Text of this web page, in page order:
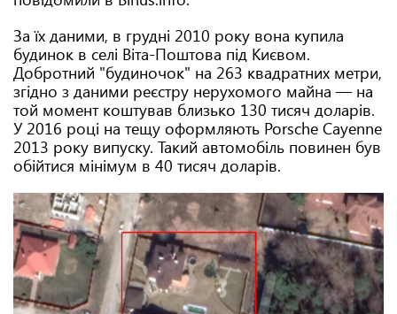
За їх даними, в грудні 2010 року вона купила
будинок в селі Віта-Поштова під Києвом.
Добротний "будиночок" на 263 квадратних метри,
згідно з даними реєстру нерухомого майна — на
той момент коштував близько 130 тисяч доларів.
У 2016 році на тещу оформляють Porsche Cayenne
2013 року випуску. Такий автомобіль повинен був
обійтися мінімум в 40 тисяч доларів.